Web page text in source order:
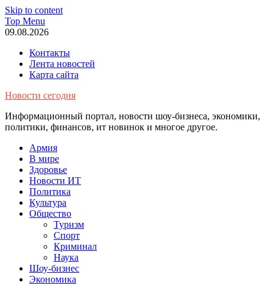
Skip to content
Top Menu
09.08.2026
Контакты
Лента новостей
Карта сайта
Новости сегодня
Информационный портал, новости шоу-бизнеса, экономики,
политики, финансов, ит новинок и многое другое.
Армия
В мире
Здоровье
Новости ИТ
Политика
Культура
Общество
Туризм
Спорт
Криминал
Наука
Шоу-бизнес
Экономика